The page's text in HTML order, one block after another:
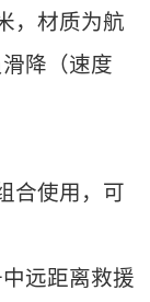
材质为航
降（速度
使用，可
远距离救援